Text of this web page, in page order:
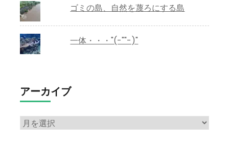
ゴミの島、自然を蔑ろにする島
一体・・・"(-""-)"
アーカイブ
ア